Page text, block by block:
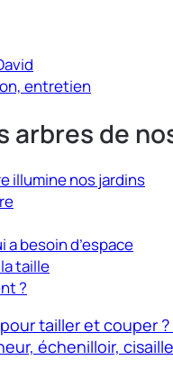
entretien
arbres de
illumine nos jardins
besoin d’espace
taille
?
tailler et couper ?
échenilloir,